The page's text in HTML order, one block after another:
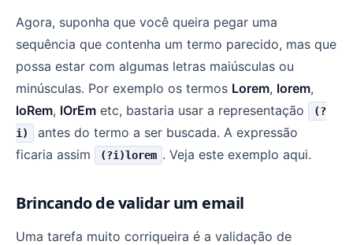
Agora, suponha que você queira pegar uma
sequência que contenha um termo parecido, mas que
possa estar com algumas letras maiúsculas ou
minúsculas. Por exemplo os termos Lorem, lorem,
loRem, lOrEm etc, bastaria usar a representação
(?
i)
antes do termo a ser buscada. A expressão
ficaria assim
(?i)lorem . Veja este exemplo aqui.
Brincando de validar um email
Uma tarefa muito corriqueira é a validação de